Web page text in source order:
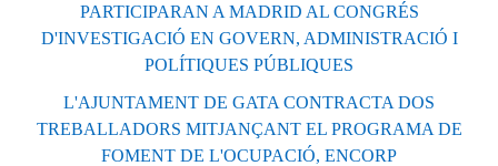
PARTICIPARAN A MADRID AL CONGRÉS
D'INVESTIGACIÓ EN GOVERN, ADMINISTRACIÓ I
POLÍTIQUES PÚBLIQUES
L'AJUNTAMENT DE GATA CONTRACTA DOS
TREBALLADORS MITJANÇANT EL PROGRAMA DE
FOMENT DE L'OCUPACIÓ, ENCORP